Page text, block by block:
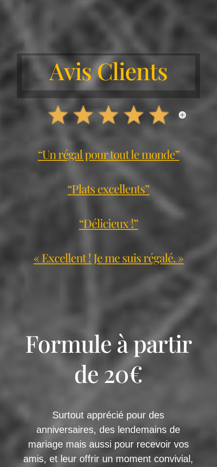
Avis Clients
“Un régal pour tout le monde”
“Plats excellents”
“Délicieux !”
« Excellent ! Je me suis régalé. »
Formule à partir
de 20€
Surtout apprécié pour des
anniversaires, des lendemains de
mariage mais aussi pour recevoir vos
amis, et leur offrir un moment convivial,